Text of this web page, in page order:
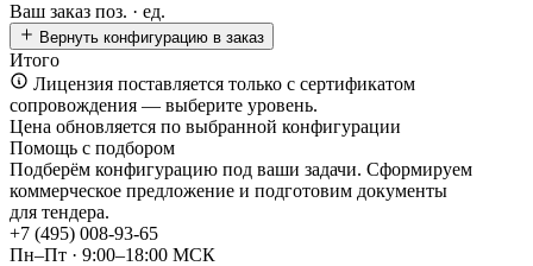
Ваш заказ поз. · ед.
Вернуть конфигурацию в заказ
Итого
Лицензия поставляется только с сертификатом
сопровождения — выберите уровень.
Цена обновляется по выбранной конфигурации
Помощь с подбором
Подберём конфигурацию под ваши задачи. Сформируем
коммерческое предложение и подготовим документы
для тендера.
+7 (495) 008-93-65
Пн–Пт · 9:00–18:00 МСК